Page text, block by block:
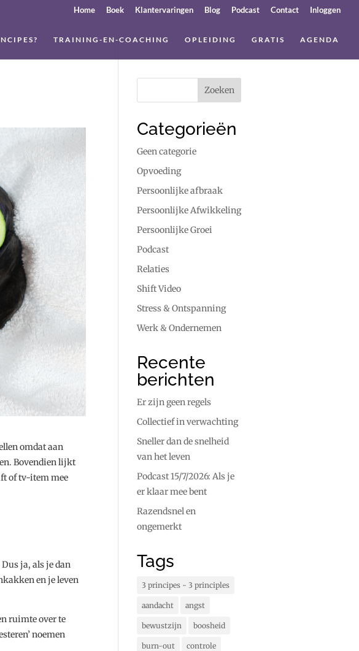
Home Boek Klantervaringen Blog Podcast Contact Inloggen
TRAINING-EN-COACHING OPLEIDING GRATIS AGENDA
omdat aan
Bovendien lijkt
of tv-item mee
ja, als je dan
en je leven
ruimte over te
noemen
Categorieën
Geen categorie
Opvoeding
Persoonlijke afbraak
Persoonlijke Afwikkeling
Persoonlijke Groei
Podcast
Relaties
Shift Video
Stress & Ontspanning
Werk & Ondernemen
Recente
berichten
Er zijn geen regels
Collectief in verwachting
Sneller dan de snelheid
van het leven
Podcast 15/7/2026: Als je
er klaar mee bent
Razendsnel en
ongemerkt
Tags
3 principes - 3 principles
aandacht angst
bewustzijn boosheid
burn-out controle